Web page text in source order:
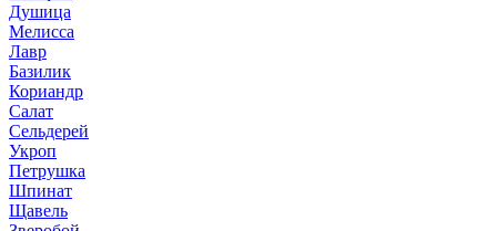
Душица
Мелисса
Лавр
Базилик
Кориандр
Салат
Сельдерей
Укроп
Петрушка
Шпинат
Щавель